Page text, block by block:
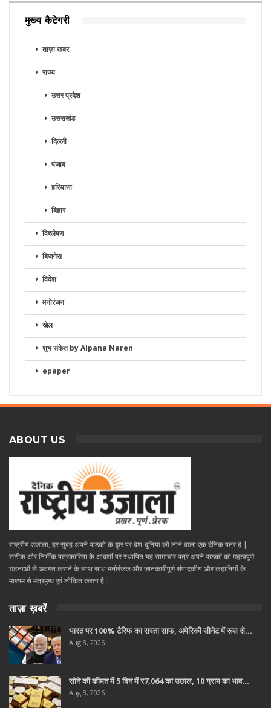
मुख्य कैटेगरी
ताज़ा खबर
राज्य
उत्तर प्रदेश
उत्तराखंड
दिल्ली
पंजाब
हरियाणा
बिहार
विश्लेषण
बिजनेस
विदेश
मनोरंजन
खेल
शुभ संकेत by Alpana Naren
epaper
ABOUT US
राष्ट्रीय उजाला, हर सुबह अपने पाठकों के दॄार पर देश-दुनिया को लाने वाला एक दैनिक पत्र है |
सटीक और निभींक पत्रकारिता के आदर्शों पर स्थापित यह सामाचार पत्र अपने पाठकों को महत्वपूर्ण
घटनाओं से अवगत कराने के साथ साथ मनोरंजक और जानकारीपूर्ण संपादकीय और कहानियों के
माध्यम से मंत्रमुग्ध एवं लोकित करता है |
ताज़ा ख़बरें
भारत पर 100% टैरिफ का रास्ता साफ, अमेरिकी सीनेट में रूस से…
Aug 8, 2026
सोने की कीमत में 5 दिन में ₹7,064 का उछाल, 10 ग्राम का भाव…
Aug 8, 2026